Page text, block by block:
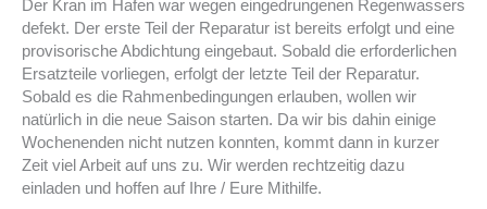
Der Kran im Hafen war wegen eingedrungenen Regenwassers
defekt. Der erste Teil der Reparatur ist bereits erfolgt und eine
provisorische Abdichtung eingebaut. Sobald die erforderlichen
Ersatzteile vorliegen, erfolgt der letzte Teil der Reparatur.
Sobald es die Rahmenbedingungen erlauben, wollen wir
natürlich in die neue Saison starten. Da wir bis dahin einige
Wochenenden nicht nutzen konnten, kommt dann in kurzer
Zeit viel Arbeit auf uns zu. Wir werden rechtzeitig dazu
einladen und hoffen auf Ihre / Eure Mithilfe.